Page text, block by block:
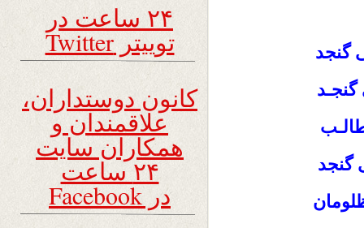
گنجد
گنجد
۲۴ ساعت در
توییتر Twitter
کانون دوستداران،
علاقمندان و
همکاران سایت
۲۴ ساعت
در Facebook